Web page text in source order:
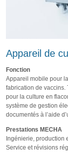
Appareil de
Fonction
Appareil mobile pour
fabrication de vaccins.
pour la culture en
système de gestion
documentés à l’aide
Prestations MECHA
Ingénierie, production
Service et révisions